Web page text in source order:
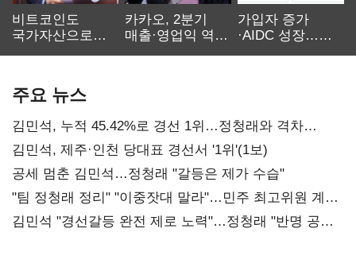
비트코인도
국가자산으로…'
카카오, 2분기
매출·영업익 역대
가입자 증가
·AIDC 성장…
주요 뉴스
김민석, 누적 45.42%로 경선 1위…정청래와 격차
0.86%p(2보)
김민석, 제주·인천 당대표 경선서 '1위'(1보)
공세 멈춘 김민석…정청래 "갈등은 제가 수습"
"팀 정청래 정리" "이중잣대 말라"…민주 최고위원 계파
다툼 격화
김민석 "경선갈등 완전 제로 노력"…정청래 "반명 공세